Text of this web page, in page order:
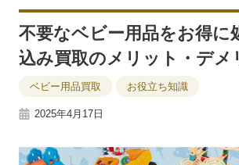
不要なベビー用品をお得に
込み買取のメリット・デメ
ベビー用品買取 お役立ち知識
2025年4月17日